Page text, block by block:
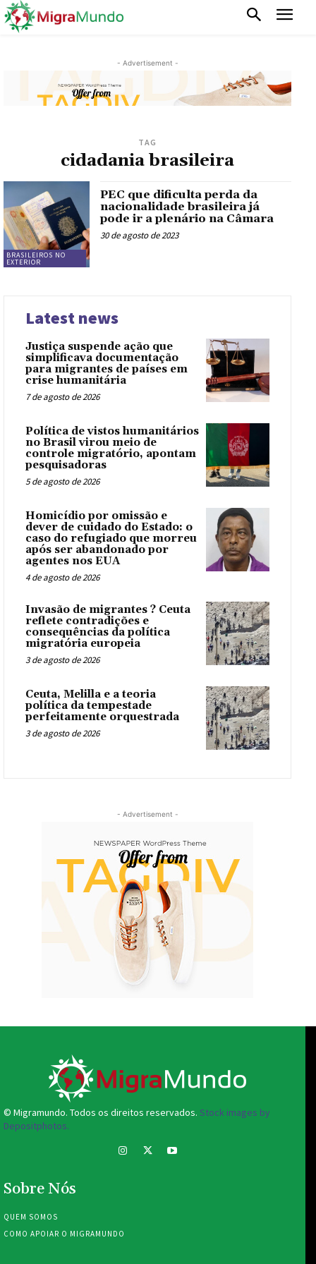
- Advertisement -
TAG
cidadania brasileira
BRASILEIROS NO
EXTERIOR
PEC que dificulta perda da
nacionalidade brasileira já
pode ir a plenário na Câmara
30 de agosto de 2023
Latest news
Justiça suspende ação que
simplificava documentação
para migrantes de países em
crise humanitária
7 de agosto de 2026
Política de vistos humanitários
no Brasil virou meio de
controle migratório, apontam
pesquisadoras
5 de agosto de 2026
Homicídio por omissão e
dever de cuidado do Estado: o
caso do refugiado que morreu
após ser abandonado por
agentes nos EUA
4 de agosto de 2026
Invasão de migrantes ? Ceuta
reflete contradições e
consequências da política
migratória europeia
3 de agosto de 2026
Ceuta, Melilla e a teoria
política da tempestade
perfeitamente orquestrada
3 de agosto de 2026
- Advertisement -
© Migramundo. Todos os direitos reservados. Stock images by
Depositphotos.
Sobre Nós
QUEM SOMOS
COMO APOIAR O MIGRAMUNDO